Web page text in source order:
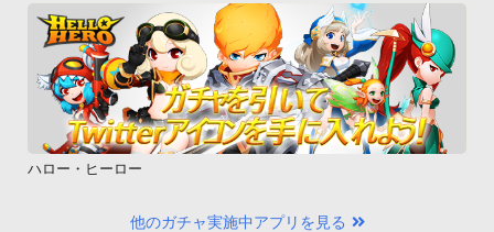
ハロー・ヒーロー
他のガチャ実施中アプリを見る